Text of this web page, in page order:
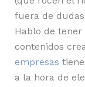
fuera de
Hablo de
contenidos
empresas
a la hora de